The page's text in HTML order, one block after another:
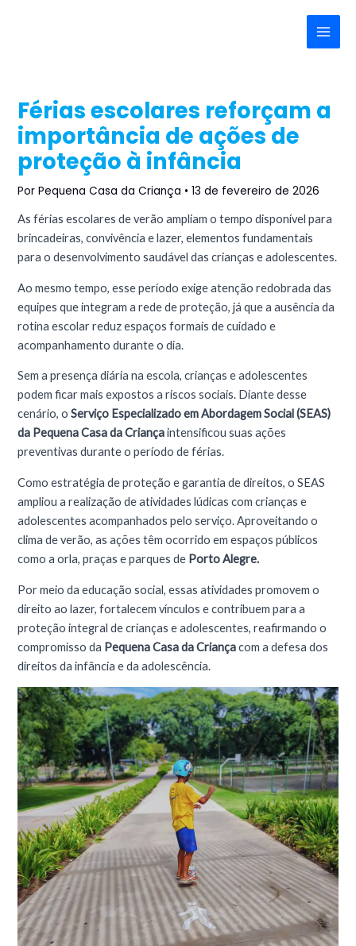
Main
Menu
Férias escolares reforçam a
importância de ações de
proteção à infância
PorPequena Casa da Criança •13 de fevereiro de 2026
As férias escolares de verão ampliam o tempo disponível para
brincadeiras, convivência e lazer, elementos fundamentais
para o desenvolvimento saudável das crianças e adolescentes.
Ao mesmo tempo, esse período exige atenção redobrada das
equipes que integram a rede de proteção, já que a ausência da
rotina escolar reduz espaços formais de cuidado e
acompanhamento durante o dia.
Sem a presença diária na escola, crianças e adolescentes
podem ficar mais expostos a riscos sociais. Diante desse
cenário, oServiço Especializado em Abordagem Social (SEAS)
da Pequena Casa da Criançaintensificou suas ações
preventivas durante o período de férias.
Como estratégia de proteção e garantia de direitos, o SEAS
ampliou a realização de atividades lúdicas com crianças e
adolescentes acompanhados pelo serviço. Aproveitando o
clima de verão, as ações têm ocorrido em espaços públicos
como a orla, praças e parques de Porto Alegre.
Por meio da educação social, essas atividades promovem o
direito ao lazer, fortalecem vínculos e contribuem para a
proteção integral de crianças e adolescentes, reafirmando o
compromisso da Pequena Casa da Criançacom a defesa dos
direitos da infância e da adolescência.